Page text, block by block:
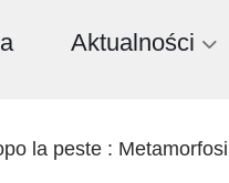
Aktualności
la peste :